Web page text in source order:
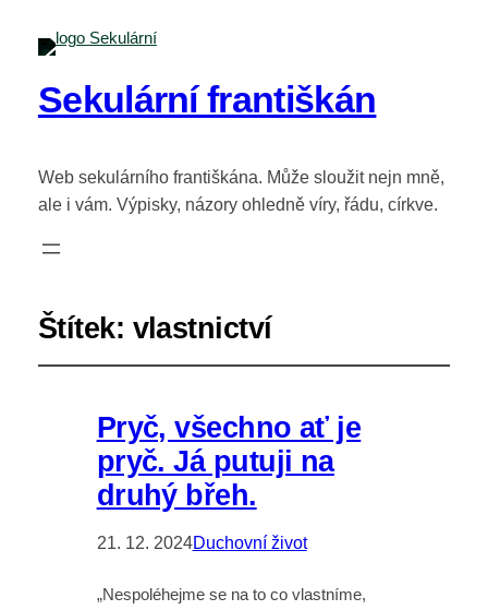
Sekulární františkán
Web sekulárního františkána. Může sloužit nejn mně,
ale i vám. Výpisky, názory ohledně víry, řádu, církve.
Štítek: vlastnictví
Pryč, všechno ať je
pryč. Já putuji na
druhý břeh.
21. 12. 2024Duchovní život
„Nespoléhejme se na to co vlastníme,